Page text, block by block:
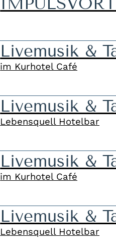
Livemusik &
im Kurhotel Café
Livemusik &
Lebensquell Hotelbar
Livemusik &
im Kurhotel Café
Livemusik &
Lebensquell Hotelbar